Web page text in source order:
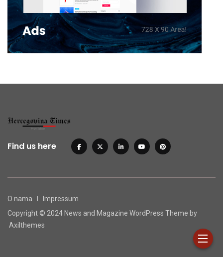
Find us here
O nama
Impressum
Copyright © 2024 News and Magazine WordPress Theme by
Axilthemes